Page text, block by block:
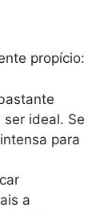
propício:
ideal. Se
para
a